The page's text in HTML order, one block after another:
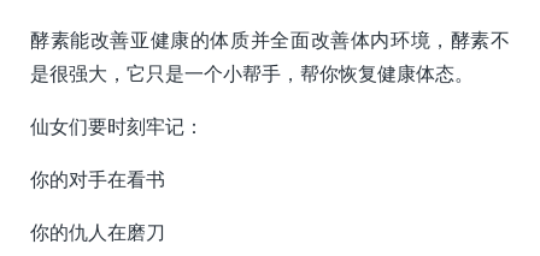
酵素能改善亚健康的体质并全面改善体内环境，酵素不
是很强大，它只是一个小帮手，帮你恢复健康体态。
仙女们要时刻牢记：
你的对手在看书
你的仇人在磨刀